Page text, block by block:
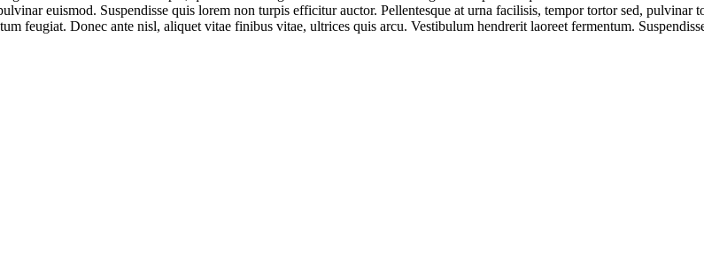
euismod. Suspendisse quis lorem non turpis efficitur auctor. Pellentesque at urna facilisis, tempor tortor sed, pulvinar
feugiat. Donec ante nisl, aliquet vitae finibus vitae, ultrices quis arcu. Vestibulum hendrerit laoreet fermentum.